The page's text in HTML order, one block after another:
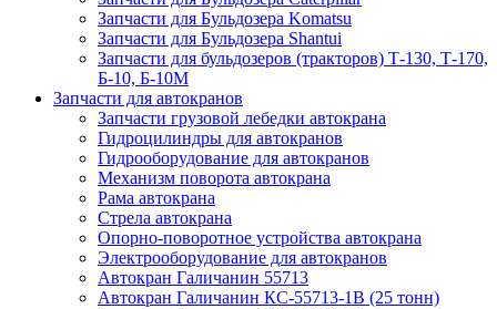
Запчасти для Бульдозера Komatsu
Запчасти для Бульдозера Shantui
Запчасти для бульдозеров (тракторов) Т-130, Т-170,
Б-10, Б-10М
Запчасти для автокранов
Запчасти грузовой лебедки автокрана
Гидроцилиндры для автокранов
Гидрооборудование для автокранов
Механизм поворота автокрана
Рама автокрана
Стрела автокрана
Опорно-поворотное устройства автокрана
Электрооборудование для автокранов
Автокран Галичанин 55713
Автокран Галичанин КС-55713-1В (25 тонн)